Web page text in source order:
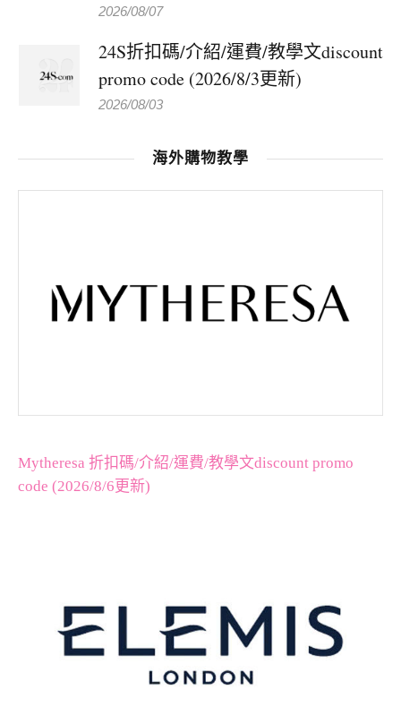
2026/08/07
24S折扣碼/介紹/運費/教學文discount
promo code (2026/8/3更新)
2026/08/03
海外購物教學
Mytheresa 折扣碼/介紹/運費/教學文discount promo
code (2026/8/6更新)